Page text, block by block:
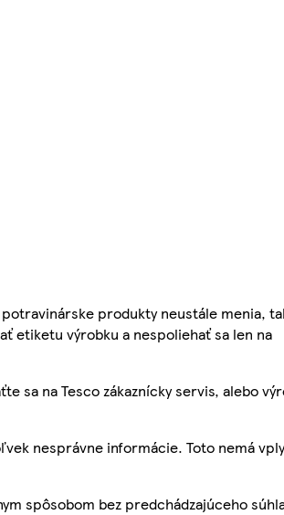
produkty neustále menia,
etiketu výrobku a nespoliehať sa len na
sa na Tesco zákaznícky servis, alebo
nesprávne informácie. Toto nemá
spôsobom bez predchádzajúceho